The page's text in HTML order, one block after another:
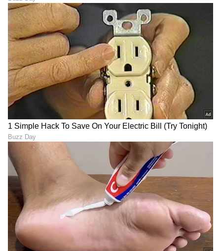
ಜುಲೈ ನಿಂದ ಡಿಸೆಂಬರ್ 3 ರಾಶಿಗೆ
ಪಾಪ ರಾಹುವಿನ ಅಂಗಾರಕ
ಯೋಗ, ಸಂಗಾತಿಯೊಂದಿಗೆ
ಭಿನ್ನಾಭಿಪ್ರಾಯ
ನಾಳೆ ಜುಲೈ 4 ರಿಂದ 4 ರಾಶಿ
ಭವಿಷ್ಯ ಬದಲು, ಶುಕ್ರನು ಅಪಾರ
ವೈಭವವನ್ನು ನೀಡುತ್ತಾನೆ
ಮಗನ ಕ್ರಿಕೆಟ್ ಭವಿಷ್ಯಕ್ಕಾಗಿ
ಕರ್ನಾಟಕಕ್ಕೆ ಓಡಿ ಬಂದ Rahul
ಜುಲೈ 2026 ರ 3 ಅದೃಷ್ಟ ರಾಶಿ,
ಬ್ಯಾಂಕ್ ಬ್ಯಾಲೆನ್ಸ್ ಡಬಲ್ ಜೊತೆ